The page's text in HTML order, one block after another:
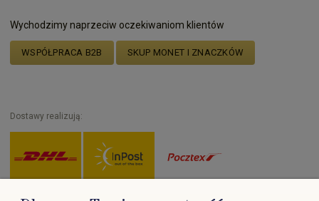
Wychodzimy naprzeciw oczekiwaniom klientów
WSPÓŁPRACA B2B SKUP MONET I ZNACZKÓW
Dostawy realizują: